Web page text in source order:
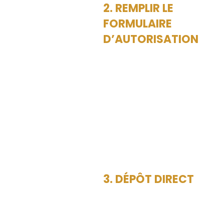
2. REMPLIR LE
FORMULAIRE
D’AUTORISATION
3. DÉPÔT DIRECT